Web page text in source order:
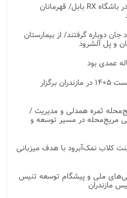
رقابت نفسگیر ۲۰ ورزشکار حرفه ای در باشگاه RX بابل/ قهرمانان
جان دوباره گرفتند/ از بیمارستان
و پل آلشرود
رویدادهای شاخص هنری در نیمه نخست ۱۴۰۵ در مازندران برگزار
ثمره همدلی و مدیریت /
مریج‌محله در مسیر توسعه و
کلاب نمک‌آبرود با هدف میزبانی
ملی و پیشگام توسعه تنیس
مازندران